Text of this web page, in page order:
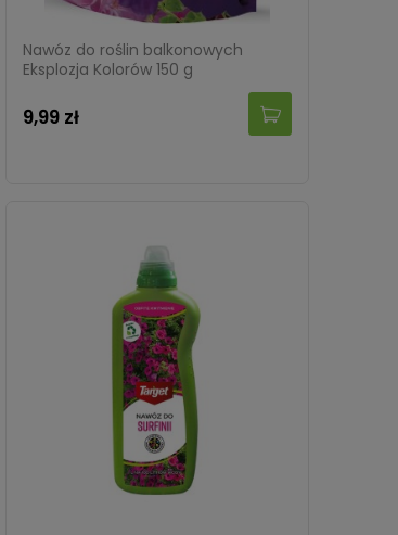
Nawóz do roślin balkonowych
Eksplozja Kolorów 150 g
9,99 zł